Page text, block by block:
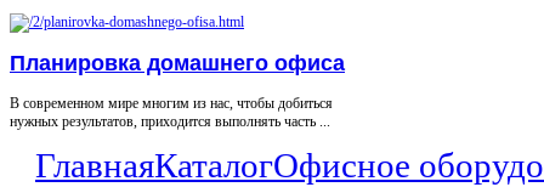
Планировка домашнего офиса
В современном мире многим из нас, чтобы добиться
нужных результатов, приходится выполнять часть ...
ГлавнаяКаталогОфисное